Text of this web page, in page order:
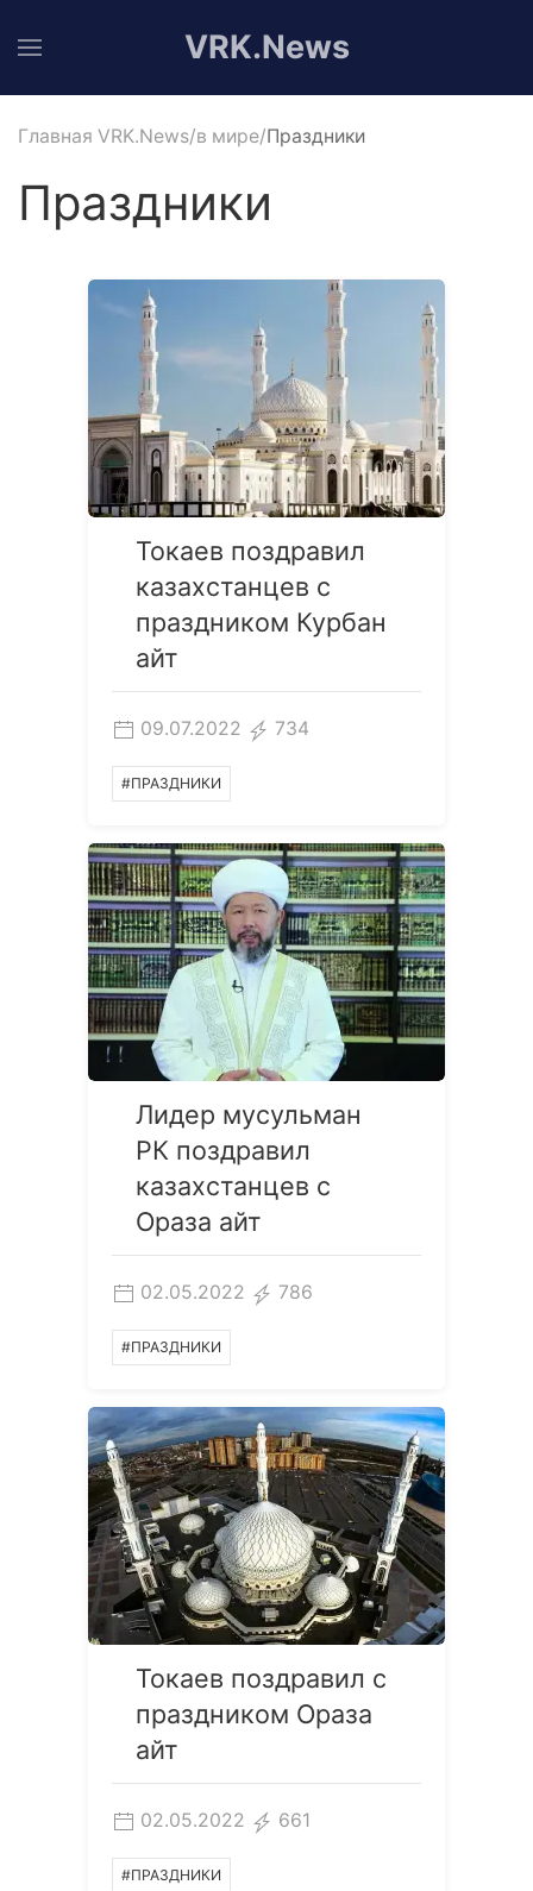
VRK.News
Главная VRK.News в мире Праздники
Праздники
Токаев поздравил
казахстанцев с
праздником Курбан
айт
09.07.2022 734
#ПРАЗДНИКИ
Лидер мусульман
РК поздравил
казахстанцев с
Ораза айт
02.05.2022 786
#ПРАЗДНИКИ
Токаев поздравил с
праздником Ораза
айт
02.05.2022 661
#ПРАЗДНИКИ